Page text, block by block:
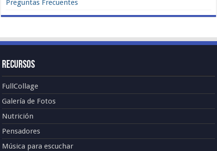
Preguntas Frecuentes
Recursos
FullCollage
Galería de Fotos
Nutrición
Pensadores
Música para escuchar